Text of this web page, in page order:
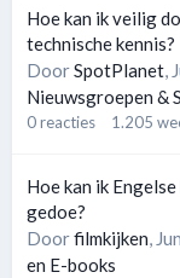
Hoe kan ik veilig
technische kennis?
DoorSpotPlanet,
Nieuwsgroepen &
0reacties 1.205
Hoe kan ik
gedoe?
Doorfilmkijken,
en E-books